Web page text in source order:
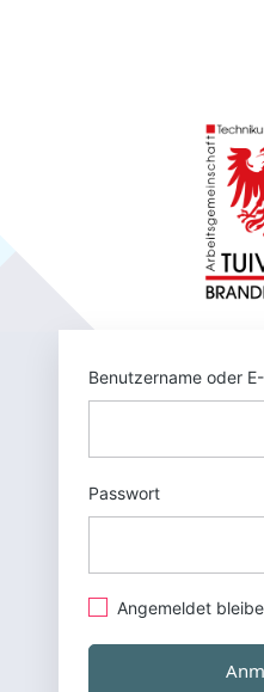
Benutzername oder
Passwort
Angemeldet